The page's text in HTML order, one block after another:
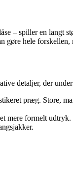
– spiller en langt
gøre hele
detaljer, der
præg. Store,
mere formelt udtryk.